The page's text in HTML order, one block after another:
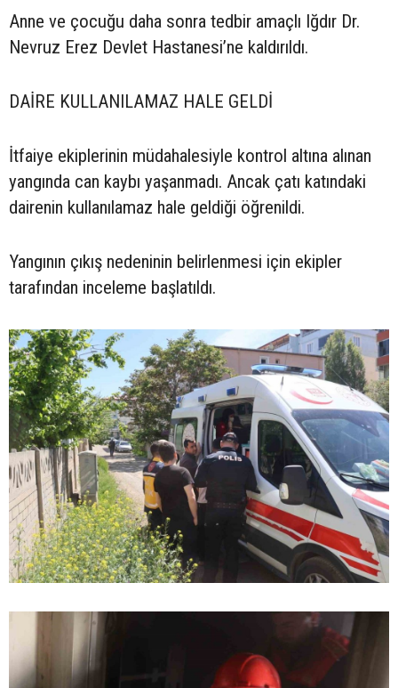
Anne ve çocuğu daha sonra tedbir amaçlı Iğdır Dr.
Nevruz Erez Devlet Hastanesi’ne kaldırıldı.
DAİRE KULLANILAMAZ HALE GELDİ
İtfaiye ekiplerinin müdahalesiyle kontrol altına alınan
yangında can kaybı yaşanmadı. Ancak çatı katındaki
dairenin kullanılamaz hale geldiği öğrenildi.
Yangının çıkış nedeninin belirlenmesi için ekipler
tarafından inceleme başlatıldı.